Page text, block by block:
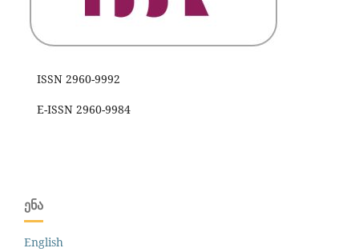
ISSN 2960-9992
E-ISSN 2960-9984
ᲔᲜᲐ
English